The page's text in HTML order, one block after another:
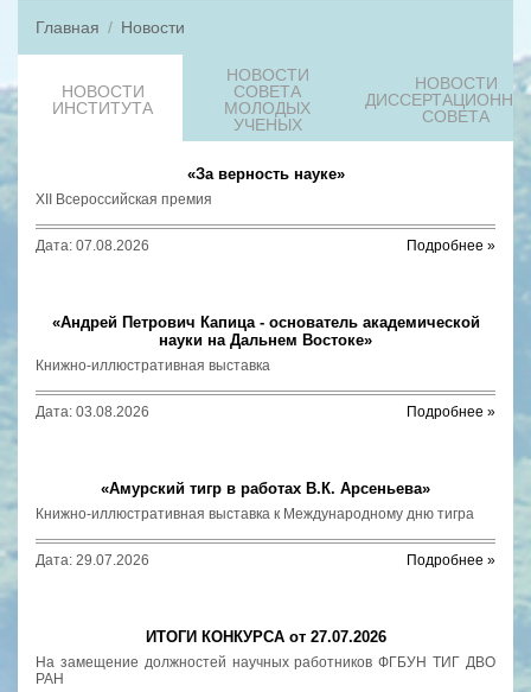
Главная Новости
НОВОСТИ
ИНСТИТУТА
НОВОСТИ
СОВЕТА
МОЛОДЫХ
УЧЕНЫХ
НОВОСТИ
СОВЕТА
«За верность науке»
XII Всероссийская премия
Дата: 07.08.2026 Подробнее »
«Андрей Петрович Капица - основатель академической
науки на Дальнем Востоке»
Книжно-иллюстративная выставка
Дата: 03.08.2026 Подробнее »
«Амурский тигр в работах В.К. Арсеньева»
Книжно-иллюстративная выставка к Международному дню тигра
Дата: 29.07.2026 Подробнее »
ИТОГИ КОНКУРСА от 27.07.2026
На замещение должностей научных работников ФГБУН ТИГ ДВО
РАН